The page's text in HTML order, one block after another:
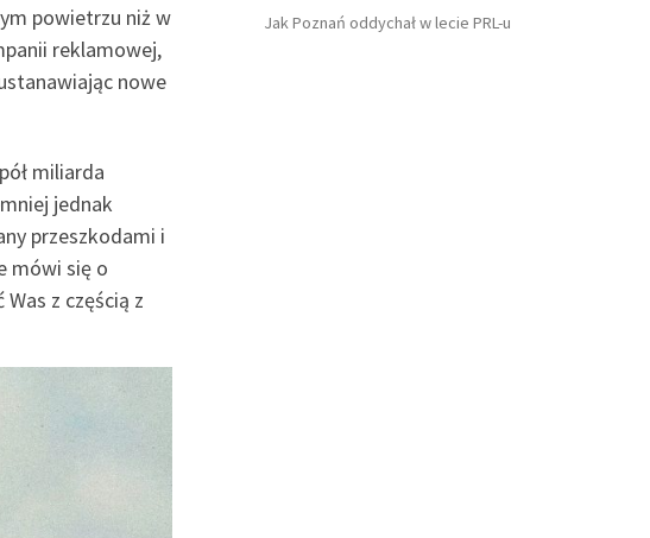
powietrzu niż w
reklamowej,
nowe
miliarda
jednak
przeszkodami i
mówi się o
z częścią z
Jak Poznań oddychał w lecie PRL-u